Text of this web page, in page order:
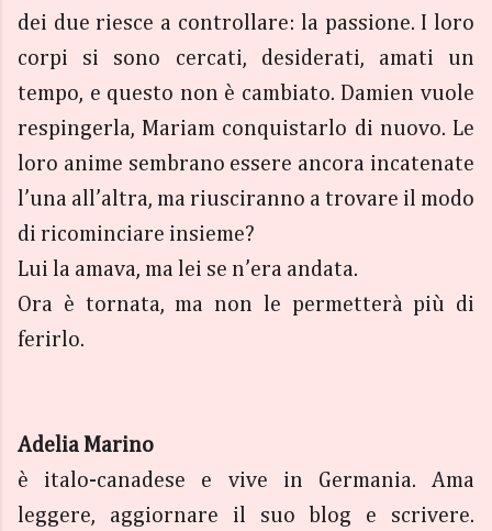
dei due riesce a controllare: la passione. I loro
corpi si sono cercati, desiderati, amati un
tempo, e questo non è cambiato. Damien vuole
respingerla, Mariam conquistarlo di nuovo. Le
loro anime sembrano essere ancora incatenate
l’una all’altra, ma riusciranno a trovare il modo
di ricominciare insieme?
Lui la amava, ma lei se n’era andata.
Ora è tornata, ma non le permetterà più di
ferirlo.
Adelia Marino
è italo-canadese e vive in Germania. Ama
leggere, aggiornare il suo blog e scrivere.